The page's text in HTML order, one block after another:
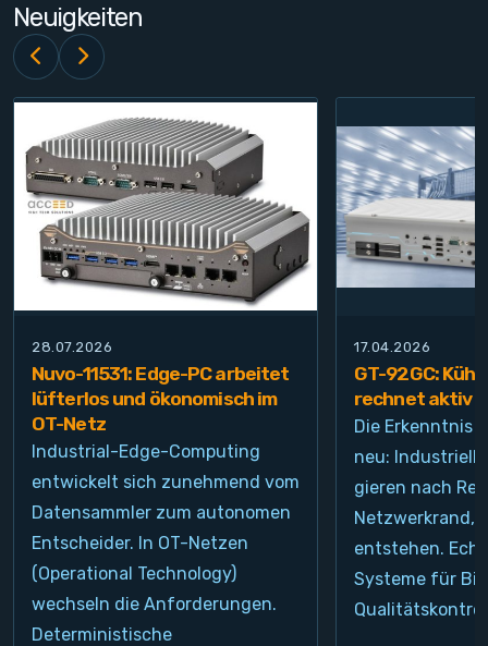
Neuigkeiten
28.07.2026
Nuvo-11531: Edge-PC arbeitet
lüfterlos und ökonomisch im
OT-Netz
Industrial-Edge-Computing
entwickelt sich zunehmend vom
Datensammler zum autonomen
Entscheider. In OT-Netzen
(Operational Technology)
wechseln die Anforderungen.
Deterministische
17.04.2026
GT-92GC:
rechnet aktiv
Die Erkenntnis
neu:
gieren nach
Netzwerkrand,
entstehen.
Systeme für